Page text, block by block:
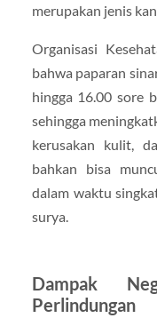
merupakan jenis
Organisasi
bahwa paparan
hingga 16.00 sore
sehingga
kerusakan kulit,
bahkan bisa
dalam waktu
surya.
Dampak
Perlindungan